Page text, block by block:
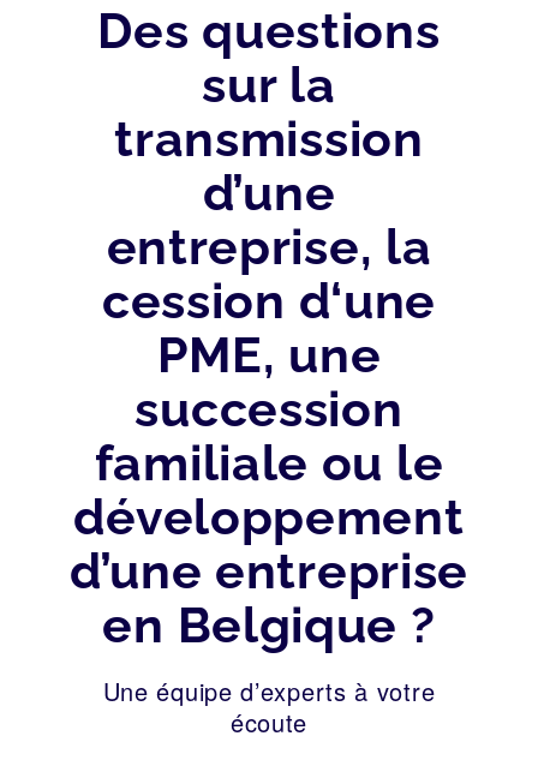
Des questions
sur la
transmission
d’une
entreprise, la
cession d‘une
PME, une
succession
familiale ou le
développement
d’une entreprise
en Belgique ?
Une équipe d’experts à votre
écoute